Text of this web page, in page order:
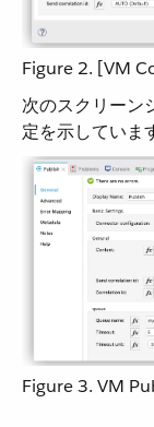
Figure 2. [VM
次のスクリーン
定を示していま
Figure 3. VM